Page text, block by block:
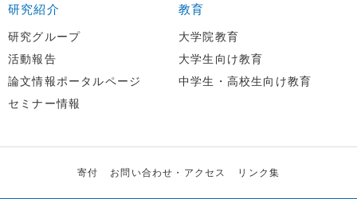
研究紹介
研究グループ
活動報告
論文情報ポータルページ
セミナー情報
教育
大学院教育
大学生向け教育
中学生・高校生向け教育
寄付 お問い合わせ・アクセス リンク集